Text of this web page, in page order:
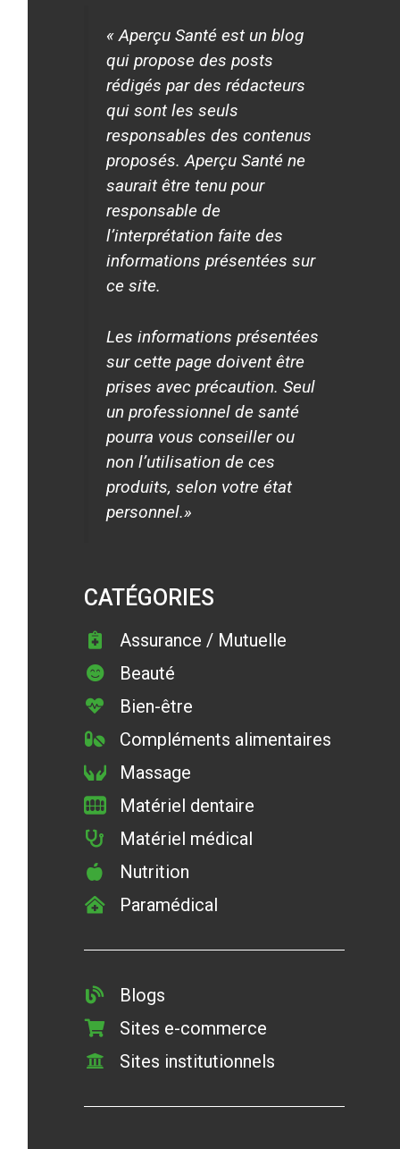
« Aperçu Santé est un blog
qui propose des posts
rédigés par des rédacteurs
qui sont les seuls
responsables des contenus
proposés. Aperçu Santé ne
saurait être tenu pour
responsable de
l’interprétation faite des
informations présentées sur
ce site.
Les informations présentées
sur cette page doivent être
prises avec précaution. Seul
un professionnel de santé
pourra vous conseiller ou
non l’utilisation de ces
produits, selon votre état
personnel.»
CATÉGORIES
Assurance / Mutuelle
Beauté
Bien-être
Compléments alimentaires
Massage
Matériel dentaire
Matériel médical
Nutrition
Paramédical
Blogs
Sites e-commerce
Sites institutionnels